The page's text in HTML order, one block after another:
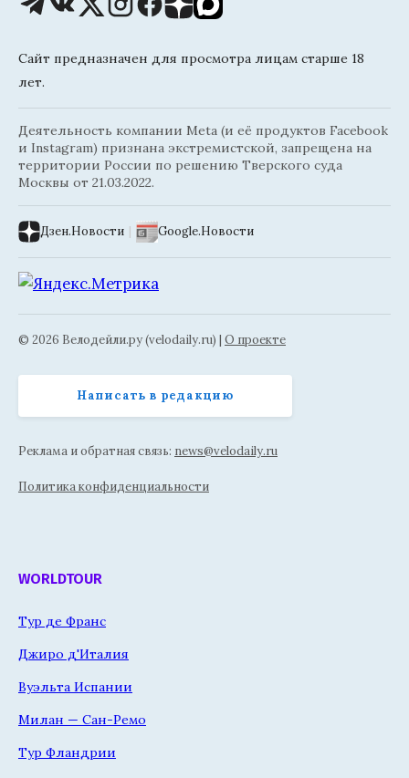
Сайт предназначен для просмотра лицам старше 18
лет.
Деятельность компании Meta (и её продуктов Facebook
и Instagram) признана экстремистской, запрещена на
территории России по решению Тверского суда
Москвы от 21.03.2022.
Дзен.Новости | Google.Новости
© 2026 Велодейли.ру (velodaily.ru) | О проекте
Написать в редакцию
Реклама и обратная связь: news@velodaily.ru
Политика конфиденциальности
WORLDTOUR
Тур де Франс
Джиро д'Италия
Вуэльта Испании
Милан — Сан-Ремо
Тур Фландрии